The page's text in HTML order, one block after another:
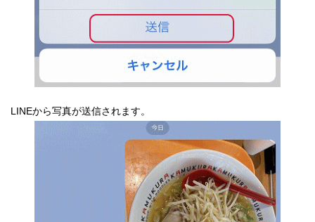
LINEから写真が送信されます。